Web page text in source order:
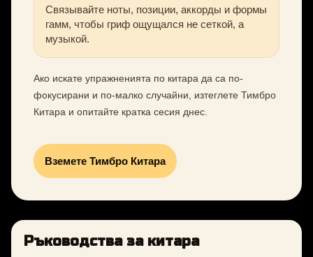
Связывайте ноты, позиции, аккорды и формы
гамм, чтобы гриф ощущался не сеткой, а
музыкой.
Ако искате упражненията по китара да са по-
фокусирани и по-малко случайни, изтеглете Тимбро
Китара и опитайте кратка сесия днес.
Вземете Тимбро Китара
Ръководства за китара